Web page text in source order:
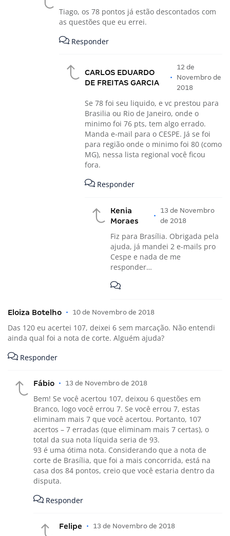
Tiago, os 78 pontos já estão descontados com
as questões que eu errei.
Responder
CARLOS EDUARDO
DE FREITAS GARCIA
•
12 de
Novembro de
2018
Se 78 foi seu liquido, e vc prestou para
Brasilia ou Rio de Janeiro, onde o
minimo foi 76 pts, tem algo errado.
Manda e-mail para o CESPE. Já se foi
para região onde o minimo foi 80 (como
MG), nessa lista regional você ficou
fora.
Responder
Kenia
Moraes
•
13 de Novembro
de 2018
Fiz para Brasília. Obrigada pela
ajuda, já mandei 2 e-mails pro
Cespe e nada de me
responder…
Eloiza Botelho • 10 de Novembro de 2018
Das 120 eu acertei 107, deixei 6 sem marcação. Não entendi
ainda qual foi a nota de corte. Alguém ajuda?
Responder
Fábio • 13 de Novembro de 2018
Bem! Se você acertou 107, deixou 6 questões em
Branco, logo você errou 7. Se você errou 7, estas
eliminam mais 7 que você acertou. Portanto, 107
acertos – 7 erradas (que eliminam mais 7 certas), o
total da sua nota líquida seria de 93.
93 é uma ótima nota. Considerando que a nota de
corte de Brasília, que foi a mais concorrida, está na
casa dos 84 pontos, creio que você estaria dentro da
disputa.
Responder
Felipe • 13 de Novembro de 2018